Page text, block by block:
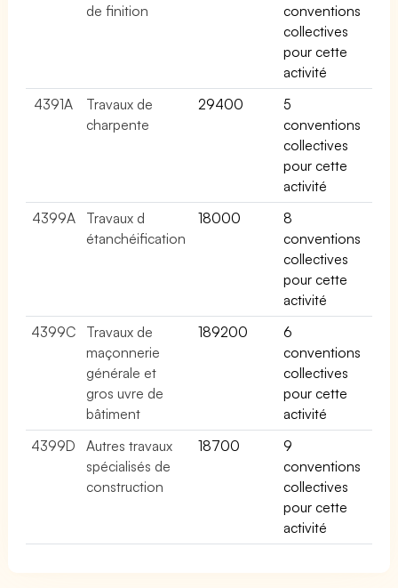
de finition
conventions
collectives
pour cette
activité
4391A
Travaux de
charpente
29400
5
conventions
collectives
pour cette
activité
4399A
Travaux d
étanchéification
18000
8
conventions
collectives
pour cette
activité
4399C
Travaux de
maçonnerie
générale et
gros uvre de
bâtiment
189200
6
conventions
collectives
pour cette
activité
4399D
Autres travaux
spécialisés de
construction
18700
9
conventions
collectives
pour cette
activité